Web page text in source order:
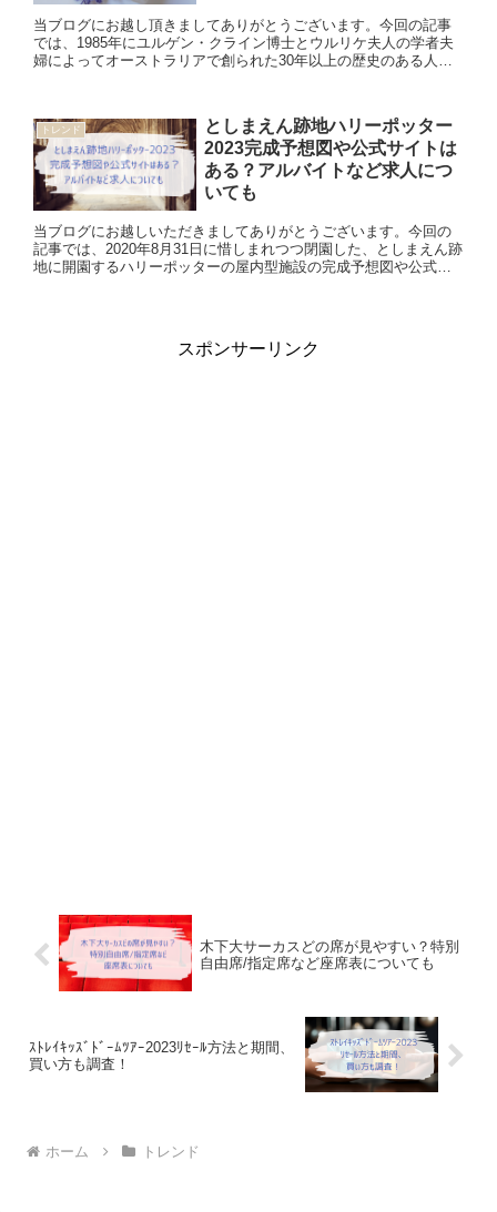
当ブログにお越し頂きましてありがとうございます。今回の記事
では、1985年にユルゲン・クライン博士とウルリケ夫人の学者夫
婦によってオーストラリアで創られた30年以上の歴史のある人気
トレンド
としまえん跡地ハリーポッター
2023完成予想図や公式サイトは
ある？アルバイトなど求人につ
いても
当ブログにお越しいただきましてありがとうございます。今回の
記事では、2020年8月31日に惜しまれつつ閉園した、としまえん跡
地に開園するハリーポッターの屋内型施設の完成予想図や公式サ
スポンサーリンク
木下大サーカスどの席が見やすい？特別
自由席/指定席など座席表についても
ｽﾄﾚｲｷｯｽﾞﾄﾞｰﾑﾂｱｰ2023ﾘｾｰﾙ方法と期間、
買い方も調査！
ホーム トレンド